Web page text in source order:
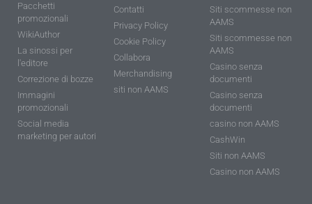
Pacchetti
promozionali
WikiAuthor
La sinossi per
l'editore
Correzione di bozze
Immagini
promozionali
Social media
marketing per autori
Contatti
Privacy Policy
Cookie Policy
Collabora
Merchandising
siti non AAMS
Siti scommesse non
AAMS
Siti scommesse non
AAMS
Casino senza
documenti
Casino senza
documenti
casino non AAMS
CashWin
Siti non AAMS
Casino non AAMS